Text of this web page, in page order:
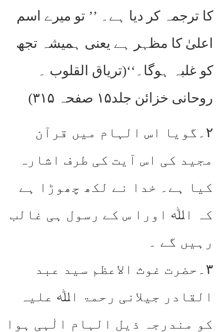
کا ترجمہ کر دیا ہے۔ ’’ تو میرے اسم
اعلیٰ کا مظہر ہے یعنی ہمیشہ تجھ
کو غلبہ ہوگا۔‘‘(تریاق القلوب ۔
روحانی خزائن جلد۱۵ صفحہ ۳۱۵)
۲۔گویا اس الہام میں قرآن
مجید کی اس آیت کی طرف اشارہ
کیا ہے۔ خدا نے لکھ چھوڑا ہے
کہ اﷲ اورا س کے رسول ہی غالب
رہیں گے ۔
۳۔حضرت غوث الاعظم سید عبد
القادر جیلانی رحمۃ اﷲ علیہ
کو مندرجہ ذیل الہام الٰہی ہوا